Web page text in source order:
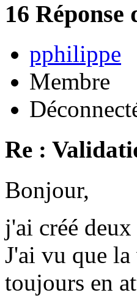
16 Réponse
pphilippe
Membre
Re :
Bonjour,
j'ai créé
J'ai vu que
toujours en